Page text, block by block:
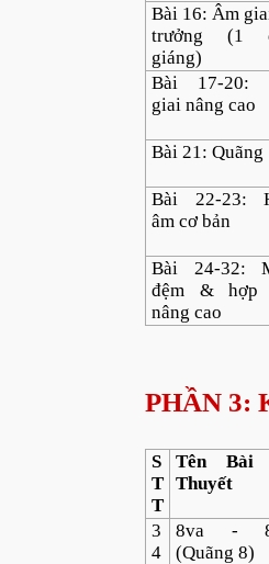
Bài 16: Âm
trưởng (1
giáng)
Bài 17-20:
giai nâng cao
Bài 21: Quãng
Bài 22-23:
âm cơ bản
Bài 24-32:
đệm & hợp
nâng cao
PHẦN 3:
S
T
T
Tên Bài
Thuyết
3
4
8va -
(Quãng 8)